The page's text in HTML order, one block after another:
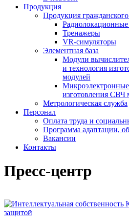
Продукция
Продукция
Тренажеры
VR-симуляторы
Элементная база
Модули
и технология
модулей
изготовления СВЧ
Метрологическая служба
Персонал
Оплата труда и
Программа адаптации,
Вакансии
Контакты
Пресс-центр